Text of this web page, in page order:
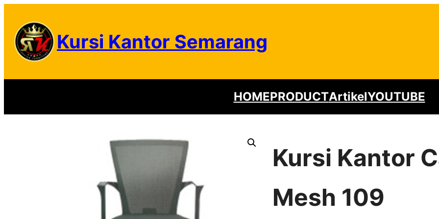
content
Kursi Kantor Semarang
HOMEPRODUCTArtikelYOUTUBE
Kursi Kantor
Mesh 109